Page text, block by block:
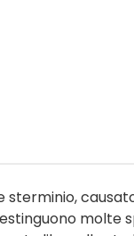
sterminio,
molte